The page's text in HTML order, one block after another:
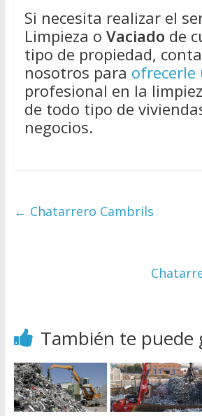
Si necesita realizar el
Limpieza o Vaciado de
tipo de propiedad,
nosotros para ofrecerle
profesional en la
de todo tipo de
negocios.
← Chatarrero Cambrils
También te puede